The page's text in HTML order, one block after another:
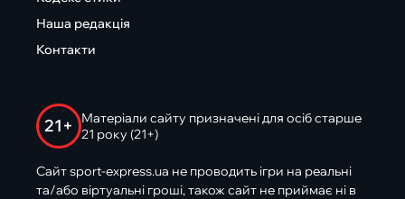
Наша редакція
Контакти
21+
Матеріали сайту призначені для осіб старше
21 року (21+)
Сайт sport-express.ua не проводить ігри на реальні
та/або віртуальні гроші, також сайт не приймає ні в